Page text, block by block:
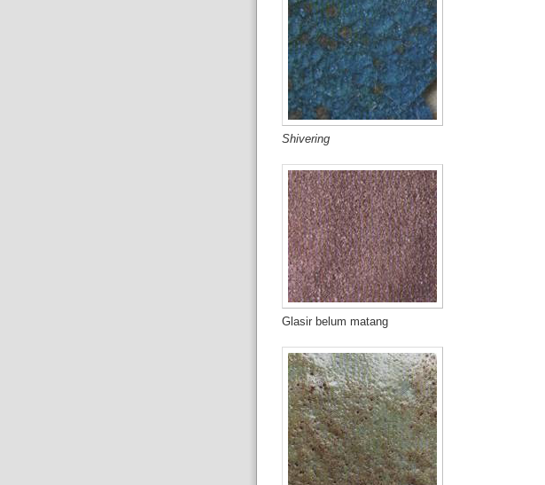
Shivering
Glasir belum matang